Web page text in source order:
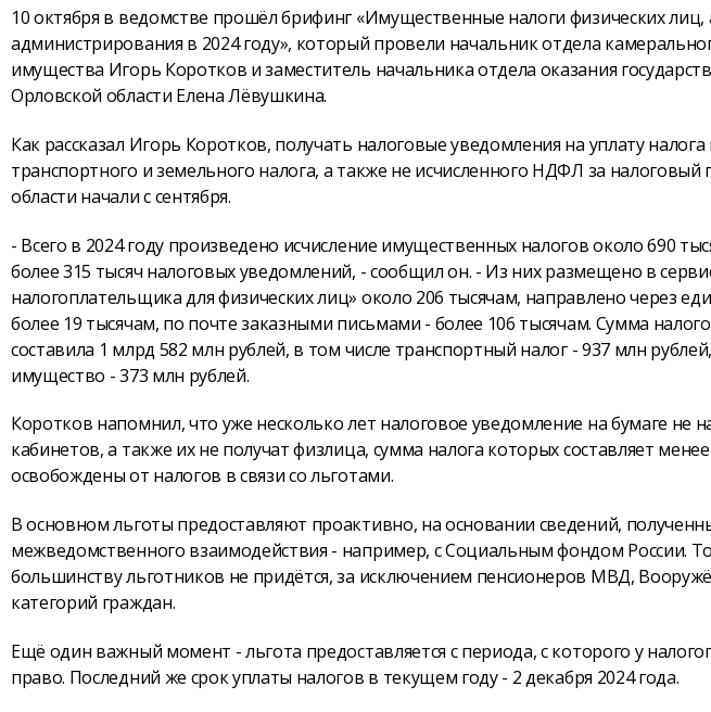
10 октября в ведомстве прошёл брифинг «Имущественные налоги физических
администрирования в 2024 году», который провели начальник отдела
имущества Игорь Коротков и заместитель начальника отдела оказания
Орловской области Елена Лёвушкина.
Как рассказал Игорь Коротков, получать налоговые уведомления на уплату
транспортного и земельного налога, а также не исчисленного НДФЛ за
области начали с сентября.
- Всего в 2024 году произведено исчисление имущественных налогов около 690
более 315 тысяч налоговых уведомлений, - сообщил он. - Из них размещено в
налогоплательщика для физических лиц» около 206 тысячам, направлено через
более 19 тысячам, по почте заказными письмами - более 106 тысячам. Сумма
составила 1 млрд 582 млн рублей, в том числе транспортный налог - 937 млн
имущество - 373 млн рублей.
Коротков напомнил, что уже несколько лет налоговое уведомление на бумаге не
кабинетов, а также их не получат физлица, сумма налога которых составляет
освобождены от налогов в связи со льготами.
В основном льготы предоставляют проактивно, на основании сведений,
межведомственного взаимодействия - например, с Социальным фондом России.
большинству льготников не придётся, за исключением пенсионеров МВД,
категорий граждан.
Ещё один важный момент - льгота предоставляется с периода, с которого у
право. Последний же срок уплаты налогов в текущем году - 2 декабря 2024 года.